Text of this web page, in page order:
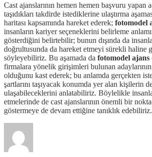
Cast ajanslarının hemen hemen başvuru yapan
taşıdıkları takdirde istediklerine ulaştırma
haritası kapsamında hareket ederek; fotomodel
insanların kariyer seçeneklerini belirleme
gösterdiğini belirtebilir; bunun dışında da
doğrultusunda da hareket etmeyi sürekli haline
söyleyebiliriz. Bu aşamada da fotomodel ajans
firmalara yönelik girişimleri bulunan adaylarının
olduğunu kast ederek; bu anlamda gerçekten
şartlarını taşıyacak konumda yer alan kişilerin
ulaşabileceklerini anlatabiliriz. Böylelikle
etmelerinde de cast ajanslarının önemli bir
göstermeye de devam ettiğine tanıklık edebiliriz.